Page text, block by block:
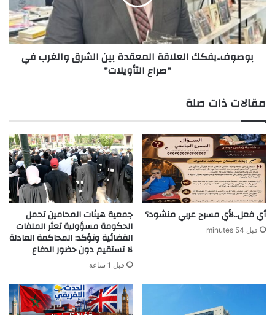
والغرب
في
"صراع
التأويلات"
بوصوف..يفكك العلاقة المعقدة بين الشرق والغرب في
"صراع التأويلات"
مقالات ذات صلة
أي فعل..لأي مسرح عربي منشود؟
قبل 54 minutes
جمعية هيئات المحامين تحمل
الحكومة مسؤولية تعثر الملفات
القضائية وتؤكد: المحاكمة العادلة
لا تستقيم دون حضور الدفاع
قبل 1 ساعة